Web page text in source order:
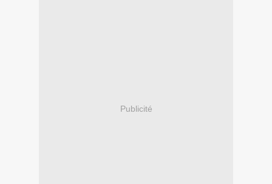
Publicité